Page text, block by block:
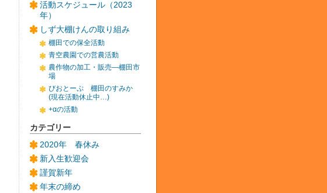
活動スケジュール（2023
年）
しず大棚けんの取り組み
棚田での保全活動
青空農園での営農活動
農作物の加工・販売―棚田市
場
びおとーぷ 棚田のすみか
(現在活動休止中…)
+αの活動
カテゴリー
2020年 春休み
新入生歓迎会
謹賀新年
年末の締め